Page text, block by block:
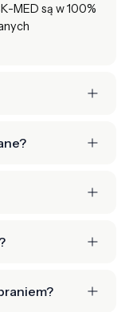
MED są w 100%